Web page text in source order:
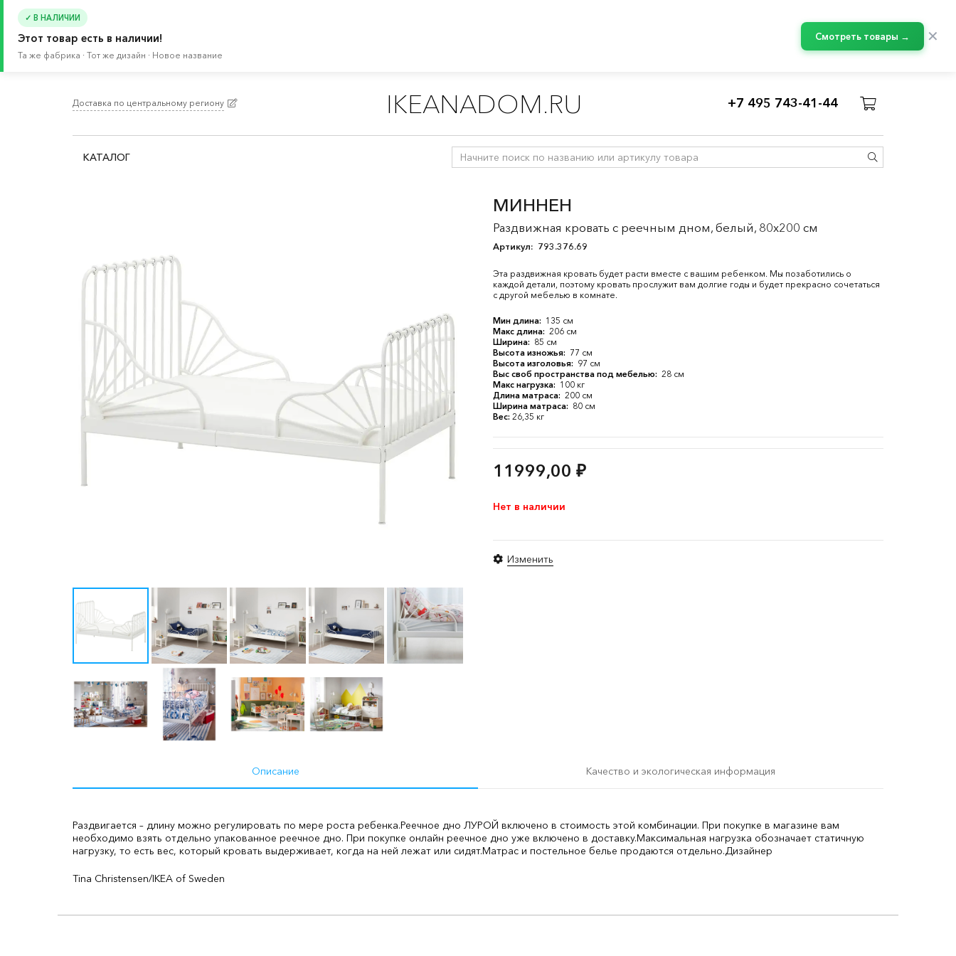
✓ В НАЛИЧИИ
Этот товар есть в наличии!
Та же фабрика · Тот же дизайн · Новое название
Смотреть товары → ✕
Доставка по центральному региону IKEANADOM.RU +7 495 743-41-44
КАТАЛОГ
МИННЕН
Раздвижная кровать с реечным дном, белый, 80x200 см
Артикул: 793.376.69
Эта раздвижная кровать будет расти вместе с вашим ребенком. Мы позаботились о
каждой детали, поэтому кровать прослужит вам долгие годы и будет прекрасно сочетаться
с другой мебелью в комнате.
Мин длина: 135 см
Макс длина: 206 см
Ширина: 85 см
Высота изножья: 77 см
Высота изголовья: 97 см
Выс своб пространства под мебелью: 28 см
Макс нагрузка: 100 кг
Длина матраса: 200 см
Ширина матраса: 80 см
Вес: 26,35 кг
11999,00 ₽
Нет в наличии
Изменить
Описание Качество и экологическая информация
Раздвигается – длину можно регулировать по мере роста ребенка.Реечное дно ЛУРОЙ включено в стоимость этой комбинации. При покупке в магазине вам
необходимо взять отдельно упакованное реечное дно. При покупке онлайн реечное дно уже включено в доставку.Максимальная нагрузка обозначает статичную
нагрузку, то есть вес, который кровать выдерживает, когда на ней лежат или сидят.Матрас и постельное белье продаются отдельно.Дизайнер
Tina Christensen/IKEA of Sweden